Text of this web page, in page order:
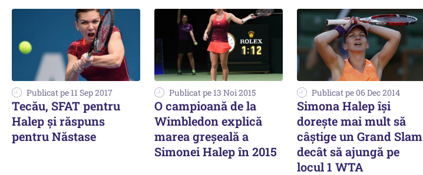
Publicat pe 11 Sep 2017
Tecău, SFAT pentru
Halep și răspuns
pentru Năstase
Publicat pe 13 Noi 2015
O campioană de la
Wimbledon explică
marea greșeală a
Simonei Halep în 2015
Publicat pe 06 Dec 2014
Simona Halep își
dorește mai mult să
câștige un Grand Slam
decât să ajungă pe
locul 1 WTA